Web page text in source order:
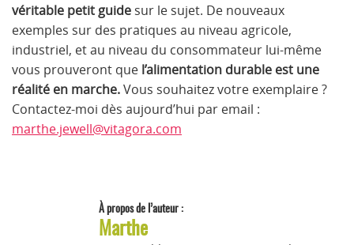
véritable petit guide sur le sujet. De nouveaux
exemples sur des pratiques au niveau agricole,
industriel, et au niveau du consommateur lui-même
vous prouveront que l’alimentation durable est une
réalité en marche.Vous souhaitez votre exemplaire ?
Contactez-moi dès aujourd’hui par email :
marthe.jewell@vitagora.com
À propos de l’auteur :
Marthe